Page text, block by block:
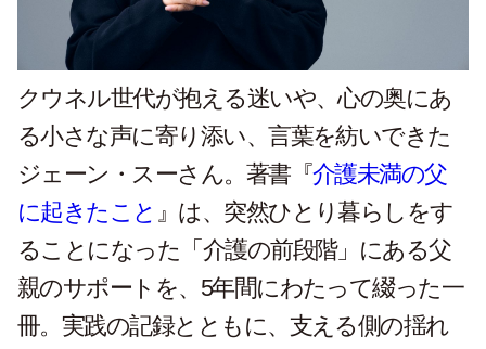
クウネル世代が抱える迷いや、心の奥にあ
る小さな声に寄り添い、言葉を紡いできた
ジェーン・スーさん。著書『介護未満の父
に起きたこと 』は、突然ひとり暮らしをす
ることになった「介護の前段階」にある父
親のサポートを、5年間にわたって綴った一
冊。実践の記録とともに、支える側の揺れ